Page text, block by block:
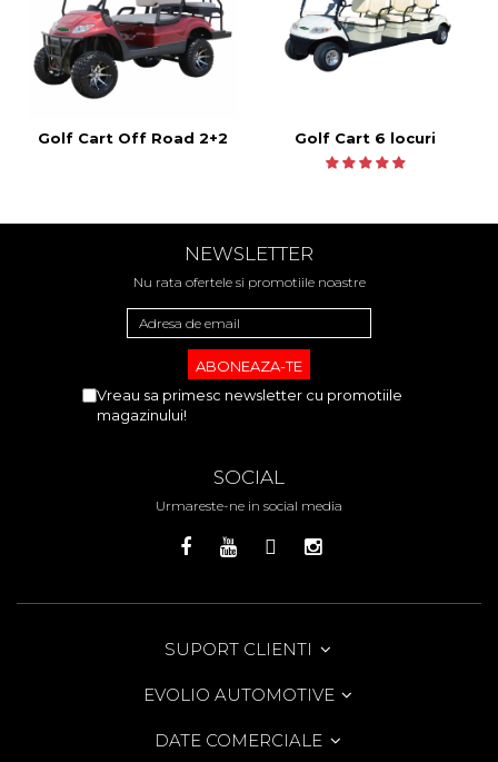
Golf Cart Off Road 2+2 Golf Cart 6 locuri
NEWSLETTER
Nu rata ofertele si promotiile noastre
Vreau sa primesc newsletter cu promotiile
magazinului!
SOCIAL
Urmareste-ne in social media
SUPORT CLIENTI
EVOLIO AUTOMOTIVE
DATE COMERCIALE